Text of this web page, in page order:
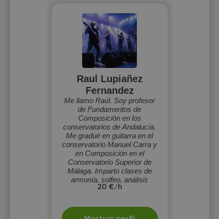
Raul Lupiañez
Fernandez
Me llamo Raúl. Soy profesor
de Fundamentos de
Composición en los
conservatorios de Andalucía.
Me gradué en guitarra en el
conservatorio Manuel Carra y
en Composición en el
Conservatorio Superior de
Málaga. Imparto clases de
armonía, solfeo, análisis
musical y composición.
20 €/h